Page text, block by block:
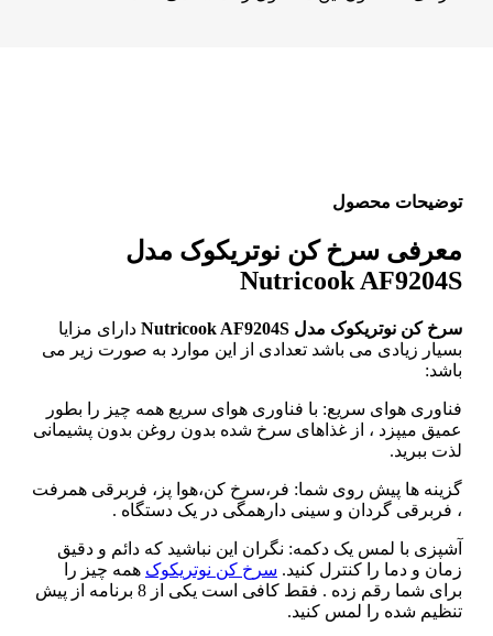
توضیحات محصول
معرفی سرخ کن نوتریکوک مدل
Nutricook AF9204S
سرخ کن نوتریکوک مدل Nutricook AF9204S
دارای مزایا
بسیار زیادی می باشد تعدادی از این موارد به صورت زیر می
باشد:
فناوری هوای سریع: با فناوری هوای سریع همه چیز را بطور
عمیق میپزد ، از غذاهای سرخ شده بدون روغن بدون پشیمانی
لذت ببرید.
گزینه ها پیش روی شما: فر،سرخ کن،هوا پز، فربرقی همرفت
، فربرقی گردان و سینی دارهمگی در یک دستگاه .
آشپزی با لمس یک دکمه: نگران این نباشید که دائم و دقیق
زمان و دما را کنترل کنید. سرخ کن نوتریکوک همه چیز را
برای شما رقم زده . فقط کافی است یکی از 8 برنامه از پیش
تنظیم شده را لمس کنید.